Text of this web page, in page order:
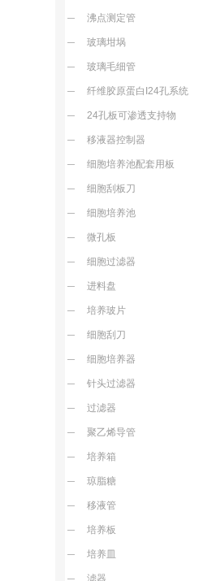
沸点测定管
玻璃坩埚
玻璃毛细管
纤维胶原蛋白I24孔系统
24孔板可渗透支持物
移液器控制器
细胞培养池配套用板
细胞刮板刀
细胞培养池
微孔板
细胞过滤器
进料盘
培养玻片
细胞刮刀
细胞培养器
针头过滤器
过滤器
聚乙烯导管
培养箱
琼脂糖
移液管
培养板
培养皿
滤器